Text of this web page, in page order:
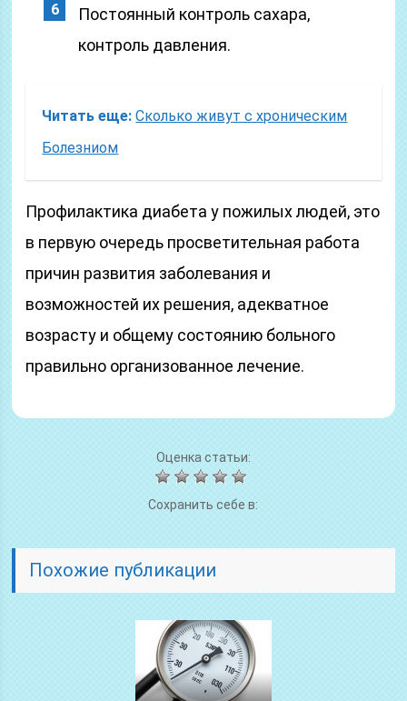
Постоянный контроль сахара,
контроль давления.
Читать еще: Сколько живут с хроническим
Болезниом
Профилактика диабета у пожилых людей, это
в первую очередь просветительная работа
причин развития заболевания и
возможностей их решения, адекватное
возрасту и общему состоянию больного
правильно организованное лечение.
Оценка статьи:
Сохранить себе в:
Похожие публикации